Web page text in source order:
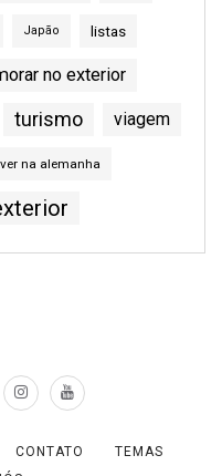
Japão listas
no exterior
turismo viagem
na alemanha
CONTATO
TEMAS